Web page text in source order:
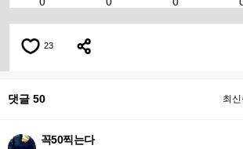
23
댓글 50 최신
꼭50찍는다